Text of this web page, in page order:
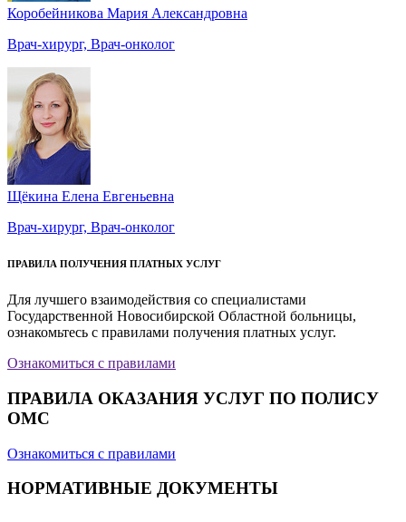
Коробейникова Мария Александровна
Врач-хирург, Врач-онколог
Щёкина Елена Евгеньевна
Врач-хирург, Врач-онколог
ПРАВИЛА ПОЛУЧЕНИЯ ПЛАТНЫХ УСЛУГ
Для лучшего взаимодействия со специалистами
Государственной Новосибирской Областной больницы,
ознакомьтесь с правилами получения платных услуг.
Ознакомиться с правилами
ПРАВИЛА ОКАЗАНИЯ УСЛУГ ПО ПОЛИСУ
ОМС
Ознакомиться с правилами
НОРМАТИВНЫЕ ДОКУМЕНТЫ